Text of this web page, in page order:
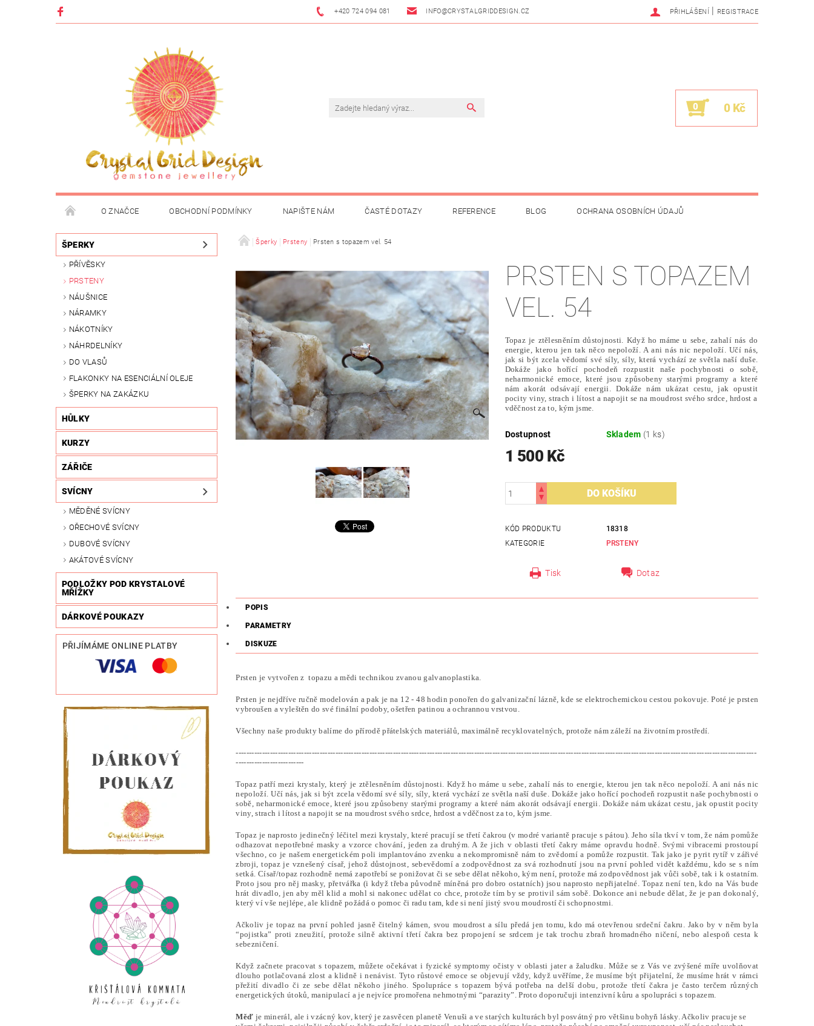
+420 724 094 081 INFO@CRYSTALGRIDDESIGN.CZ PŘIHLÁŠENÍ | REGISTRACE
0 0 Kč
O ZNAČCE OBCHODNÍ PODMÍNKY NAPIŠTE NÁM ČASTÉ DOTAZY REFERENCE BLOG OCHRANA OSOBNÍCH ÚDAJŮ
ŠPERKY
PŘÍVĚSKY
PRSTENY
NÁUŠNICE
NÁRAMKY
NÁKOTNÍKY
NÁHRDELNÍKY
DO VLASŮ
FLAKONKY NA ESENCIÁLNÍ OLEJE
ŠPERKY NA ZAKÁZKU
HŮLKY
KURZY
ZÁŘIČE
SVÍCNY
MĚDĚNÉ SVÍCNY
OŘECHOVÉ SVÍCNY
DUBOVÉ SVÍCNY
AKÁTOVÉ SVÍCNY
PODLOŽKY POD KRYSTALOVÉ
MŘÍŽKY
DÁRKOVÉ POUKAZY
PŘIJÍMÁME ONLINE PLATBY
Šperky Prsteny Prsten s topazem vel. 54
PRSTEN S TOPAZEM
VEL. 54
Topaz je ztělesněním důstojnosti. Když ho máme u sebe, zahalí nás do
energie, kterou jen tak něco nepoloží. A ani nás nic nepoloží. Učí nás,
jak si být zcela vědomí své síly, síly, která vychází ze světla naší duše.
Dokáže jako hořící pochodeň rozpustit naše pochybnosti o sobě,
neharmonické emoce, které jsou způsobeny starými programy a které
nám akorát odsávají energii. Dokáže nám ukázat cestu, jak opustit
pocity viny, strach i lítost a napojit se na moudrost svého srdce, hrdost a
vděčnost za to, kým jsme.
Dostupnost Skladem (1 ks)
1 500 Kč
KÓD PRODUKTU
18318
KATEGORIE
PRSTENY
Tisk Dotaz
POPIS
PARAMETRY
DISKUZE
Prsten je vytvořen z topazu a mědi technikou zvanou galvanoplastika.
Prsten je nejdříve ručně modelován a pak je na 12 - 48 hodin ponořen do galvanizační lázně, kde se elektrochemickou cestou pokovuje. Poté je prsten
vybroušen a vyleštěn do své finální podoby, ošetřen patinou a ochrannou vrstvou.
Všechny naše produkty balíme do přírodě přátelských materiálů, maximálně recyklovatelných, protože nám záleží na životním prostředí.
-------------------------------------------------------------------------------------------------------------------------------------------------------------------------------------------------------
--------------------------
Topaz patří mezi krystaly, který je ztělesněním důstojnosti. Když ho máme u sebe, zahalí nás to energie, kterou jen tak něco nepoloží. A ani nás nic
nepoloží. Učí nás, jak si být zcela vědomí své síly, síly, která vychází ze světla naší duše. Dokáže jako hořící pochodeň rozpustit naše pochybnosti o
sobě, neharmonické emoce, které jsou způsobeny starými programy a které nám akorát odsávají energii. Dokáže nám ukázat cestu, jak opustit pocity
viny, strach i lítost a napojit se na moudrost svého srdce, hrdost a vděčnost za to, kým jsme.
Topaz je naprosto jedinečný léčitel mezi krystaly, které pracují se třetí čakrou (v modré variantě pracuje s pátou). Jeho síla tkví v tom, že nám pomůže
odhazovat nepotřebné masky a vzorce chování, jeden za druhým. A že jich v oblasti třetí čakry máme opravdu hodně. Svými vibracemi prostoupí
všechno, co je našem energetickém poli implantováno zvenku a nekompromisně nám to zvědomí a pomůže rozpustit. Tak jako je pyrit rytíř v zářivé
zbroji, topaz je vznešený císař, jehož důstojnost, sebevědomí a zodpovědnost za svá rozhodnutí jsou na první pohled vidět každému, kdo se s ním
setká. Císař/topaz rozhodně nemá zapotřebí se ponižovat či se sebe dělat někoho, kým není, protože má zodpovědnost jak vůči sobě, tak i k ostatním.
Proto jsou pro něj masky, přetvářka (i když třeba původně míněná pro dobro ostatních) jsou naprosto nepřijatelné. Topaz není ten, kdo na Vás bude
hrát divadlo, jen aby měl klid a mohl si nakonec udělat co chce, protože tím by se protivil sám sobě. Dokonce ani nebude dělat, že je pan dokonalý,
který ví vše nejlépe, ale klidně požádá o pomoc či radu tam, kde si není jistý svou moudrostí či schopnostmi.
Ačkoliv je topaz na první pohled jasně čitelný kámen, svou moudrost a sílu předá jen tomu, kdo má otevřenou srdeční čakru. Jako by v něm byla
“pojistka” proti zneužití, protože silně aktivní třetí čakra bez propojení se srdcem je tak trochu zbraň hromadného ničení, nebo alespoň cesta k
sebezničení.
Když začnete pracovat s topazem, můžete očekávat i fyzické symptomy očisty v oblasti jater a žaludku. Může se z Vás ve zvýšené míře uvolňovat
dlouho potlačovaná zlost a klidně i nenávist. Tyto růstové emoce se objevují vždy, když uvěříme, že musíme být přijatelní, že musíme hrát v rámci
přežití divadlo či ze sebe dělat někoho jiného. Spolupráce s topazem bývá potřeba na delší dobu, protože třetí čakra je často terčem různých
energetických útoků, manipulací a je nejvíce promořena nehmotnými “parazity”. Proto doporučuji intenzivní kůru a spolupráci s topazem.
Měď je minerál, ale i vzácný kov, který je zasvěcen planetě Venuši a ve starých kulturách byl posvátný pro většinu bohyň lásky. Ačkoliv pracuje se